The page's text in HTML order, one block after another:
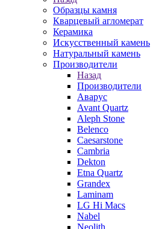
Образцы камня
Кварцевый агломерат
Керамика
Искусственный камень
Натуральный камень
Производители
Назад
Производители
Аварус
Avant Quartz
Aleph Stone
Belenco
Caesarstone
Cambria
Dekton
Etna Quartz
Grandex
Laminam
LG Hi Macs
Nabel
Neolith